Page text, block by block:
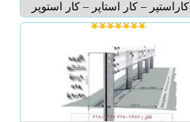
کاراستپر – کار استاپر – کار استوپر
09127793956 متوقف کننده خودرو
نصب شده و محل دقیق پارک را از
لحاظ طولی و عرضی مستقل میسازد
استوپ...